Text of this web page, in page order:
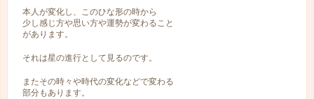
本人が変化し、このひな形の時から
少し感じ方や思い方や運勢が変わること
があります。
それは星の進行として見るのです。
またその時々や時代の変化などで変わる
部分もあります。